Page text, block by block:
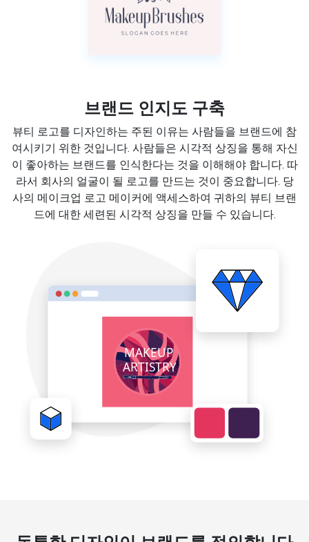
브랜드 인지도 구축
뷰티 로고를 디자인하는 주된 이유는 사람들을 브랜드에 참
여시키기 위한 것입니다. 사람들은 시각적 상징을 통해 자신
이 좋아하는 브랜드를 인식한다는 것을 이해해야 합니다. 따
라서 회사의 얼굴이 될 로고를 만드는 것이 중요합니다. 당
사의 메이크업 로고 메이커에 액세스하여 귀하의 뷰티 브랜
드에 대한 세련된 시각적 상징을 만들 수 있습니다.